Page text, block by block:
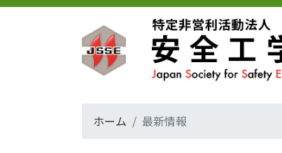
ホーム 最新情報